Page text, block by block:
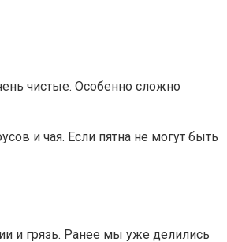
чистые. Особенно сложно
и чая. Если пятна не могут быть
и грязь. Ранее мы уже делились